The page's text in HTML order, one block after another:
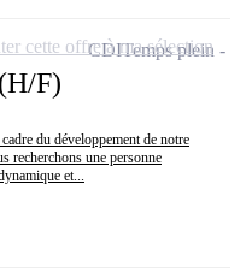
F)
du développement de notre
recherchons une personne
et...
CDITemps plein
cette offre à ma sélection